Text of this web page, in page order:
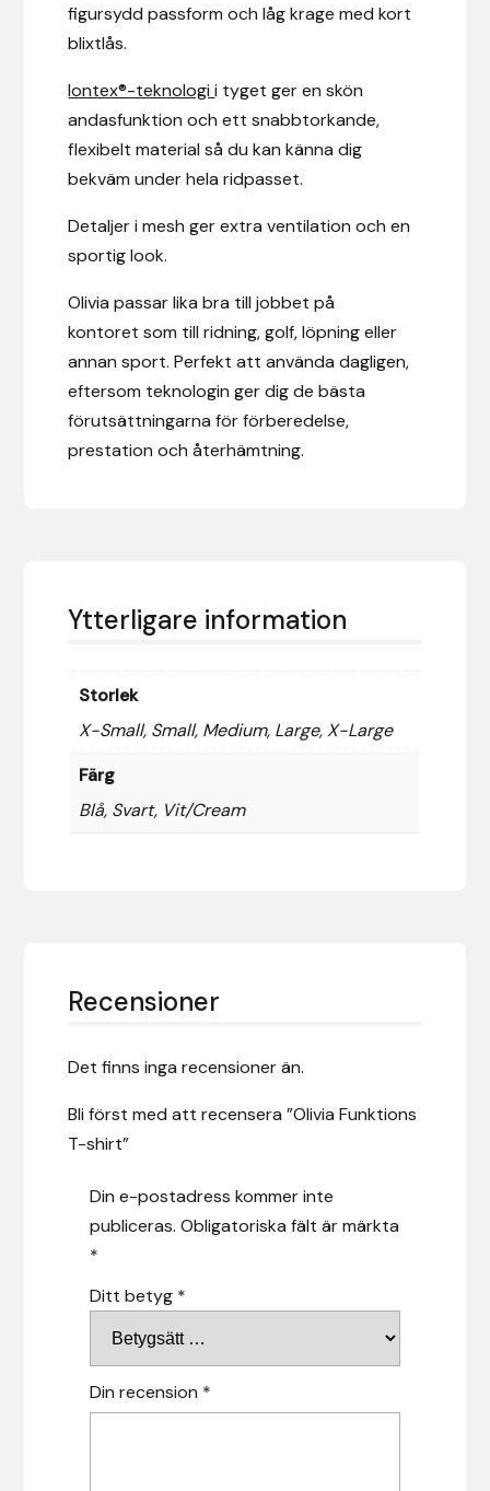
figursydd passform och låg krage med kort
blixtlås.
Iontex®-teknologii tyget ger en skön
andasfunktion och ett snabbtorkande,
flexibelt material så du kan känna dig
bekväm under hela ridpasset.
Detaljer i mesh ger extra ventilation och en
sportig look.
Olivia passar lika bra till jobbet på
kontoret som till ridning, golf, löpning eller
annan sport. Perfekt att använda dagligen,
eftersom teknologin ger dig de bästa
förutsättningarna för förberedelse,
prestation och återhämtning.
Ytterligare information
Storlek
X-Small, Small, Medium, Large, X-Large
Färg
Blå, Svart, Vit/Cream
Recensioner
Det finns inga recensioner än.
Bli först med att recensera ”Olivia Funktions
T-shirt”
Din e-postadress kommer inte
publiceras. Obligatoriska fält är märkta
*
Ditt betyg *
Din recension *
Fákur Rideudstyr
Furminator
Globus Sport
HRÍMNIR
Iceland Pet
Islandshästspecialisten
Källquist Equestrian